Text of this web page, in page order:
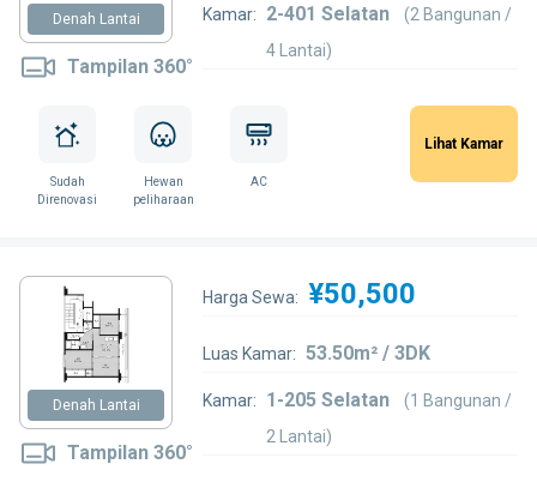
Denah Lantai
Tampilan 360°
Kamar: 2-401 Selatan
(2 Bangunan /
4 Lantai)
Sudah
Direnovasi
Hewan
peliharaan
AC
Lihat Kamar
Denah Lantai
Tampilan 360°
Harga Sewa: ¥50,500
Luas Kamar: 53.50m² / 3DK
Kamar: 1-205 Selatan
(1 Bangunan /
2 Lantai)